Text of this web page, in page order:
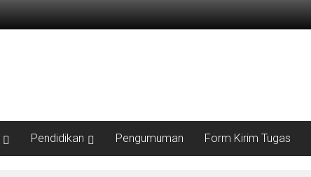
Pendidikan Pengumuman Form Kirim Tugas